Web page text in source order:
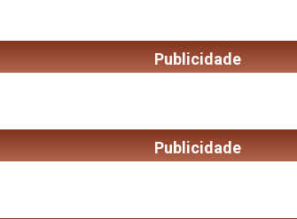
Publicidade
Publicidade